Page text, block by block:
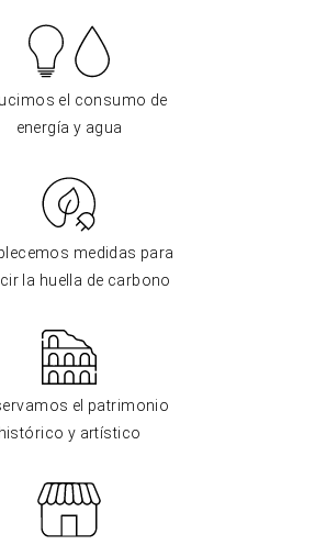
el consumo de
energía y agua
medidas para
la huella de carbono
el patrimonio
histórico y artístico